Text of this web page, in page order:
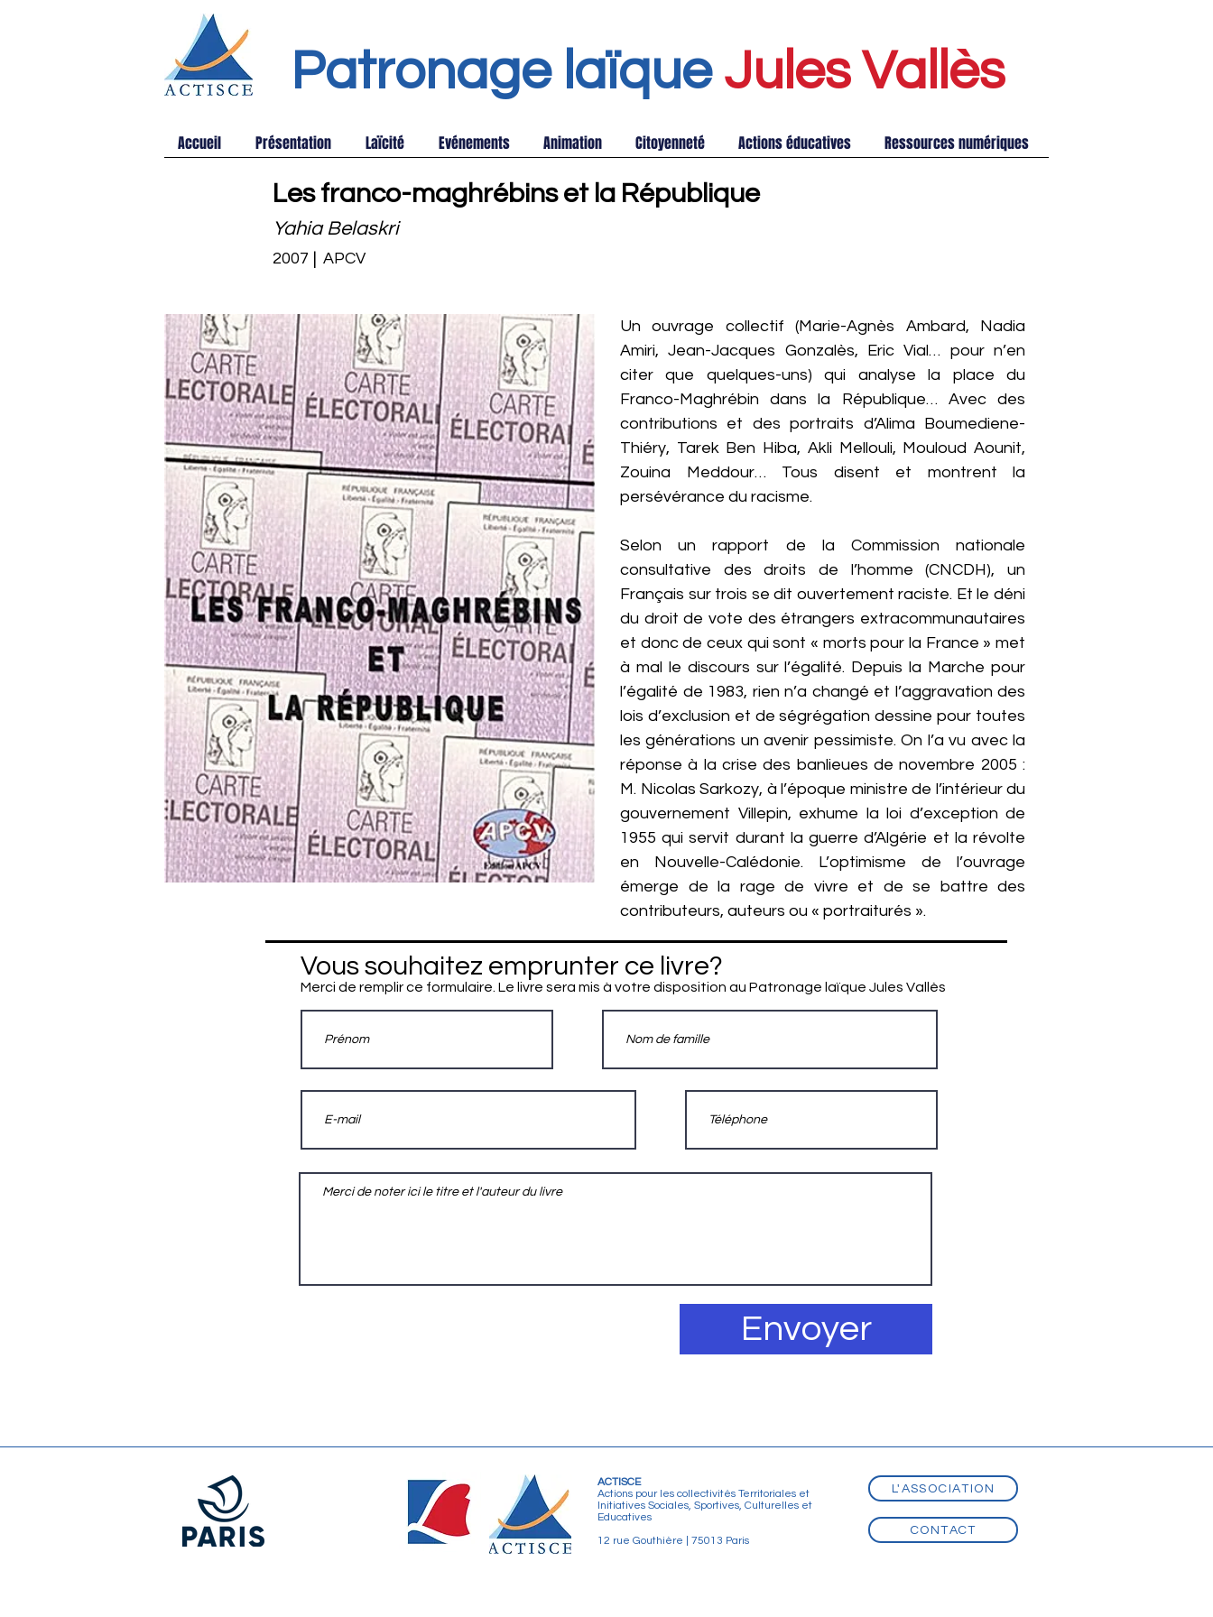
Patronage laïque Jules Vallès
Accueil Présentation Laïcité Evénements Animation Citoyenneté Actions éducatives Ressources numériques
Les franco-maghrébins et la République
Yahia Belaskri
2007 APCV
Un ouvrage collectif (Marie-Agnès Ambard, Nadia
Amiri, Jean-Jacques Gonzalès, Eric Vial… pour n’en
citer que quelques-uns) qui analyse la place du
Franco-Maghrébin dans la République… Avec des
contributions et des portraits d’Alima Boumediene-
Thiéry, Tarek Ben Hiba, Akli Mellouli, Mouloud Aounit,
Zouina Meddour… Tous disent et montrent la
persévérance du racisme.
Selon un rapport de la Commission nationale
consultative des droits de l’homme (CNCDH), un
Français sur trois se dit ouvertement raciste. Et le déni
du droit de vote des étrangers extracommunautaires
et donc de ceux qui sont « morts pour la France » met
à mal le discours sur l’égalité. Depuis la Marche pour
l’égalité de 1983, rien n’a changé et l’aggravation des
lois d’exclusion et de ségrégation dessine pour toutes
les générations un avenir pessimiste. On l’a vu avec la
réponse à la crise des banlieues de novembre 2005 :
M. Nicolas Sarkozy, à l’époque ministre de l’intérieur du
gouvernement Villepin, exhume la loi d’exception de
1955 qui servit durant la guerre d’Algérie et la révolte
en Nouvelle-Calédonie. L’optimisme de l’ouvrage
émerge de la rage de vivre et de se battre des
contributeurs, auteurs ou « portraiturés ».
Vous souhaitez emprunter ce livre?
Merci de remplir ce formulaire. Le livre sera mis à votre disposition au Patronage laïque Jules Vallès
Envoyer
ACTISCE
Actions pour les collectivités Territoriales et
Initiatives Sociales, Sportives, Culturelles et
Educatives
12 rue Gouthière | 75013 Paris
L'ASSOCIATION
CONTACT